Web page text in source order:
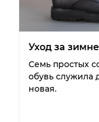
Уход за
Семь простых
обувь служила
новая.